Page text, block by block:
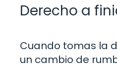
Derecho a
Cuando tomas la
un cambio de